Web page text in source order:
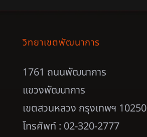
วิทยาเขตพัฒนาการ
1761 ถนนพัฒนาการ
แขวงพัฒนาการ
เขตสวนหลวง กรุงเทพฯ 10250
โทรศัพท์ : 02-320-2777